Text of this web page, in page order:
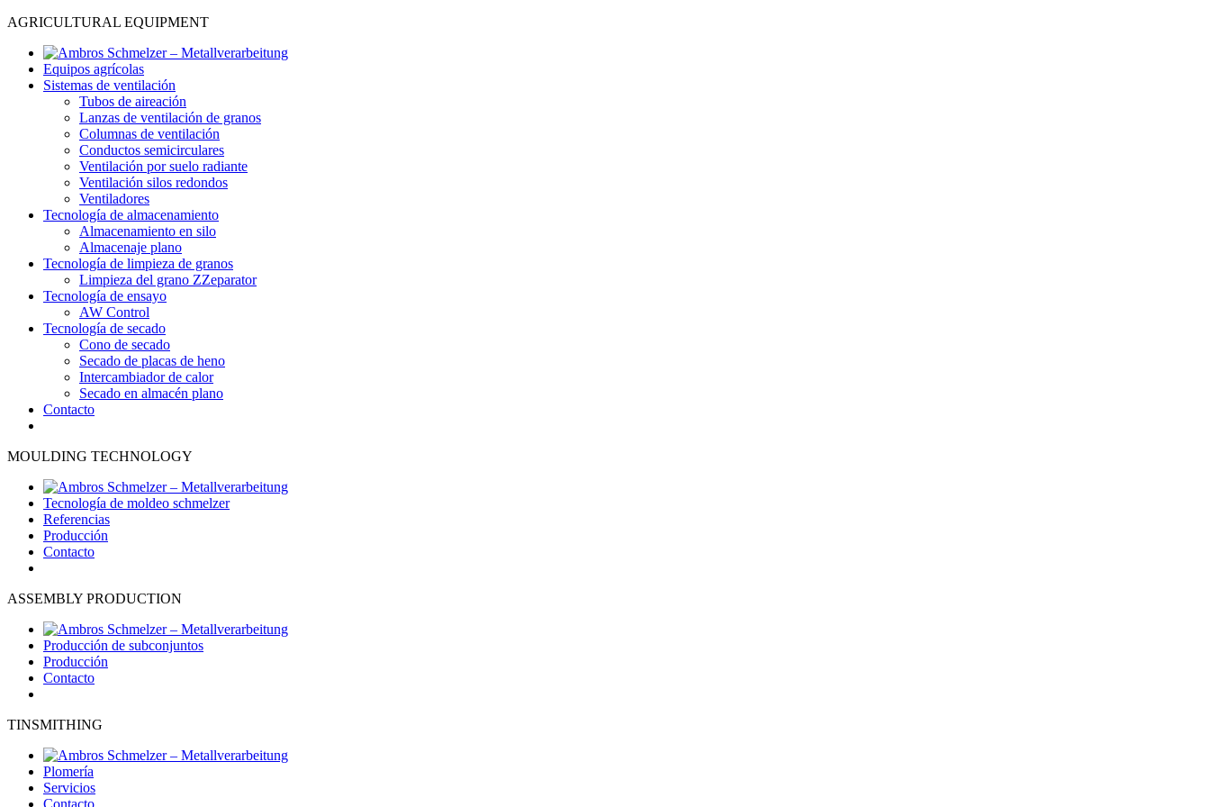
AGRICULTURAL EQUIPMENT
Equipos agrícolas
Sistemas de ventilación
Tubos de aireación
Lanzas de ventilación de granos
Columnas de ventilación
Conductos semicirculares
Ventilación por suelo radiante
Ventilación silos redondos
Ventiladores
Tecnología de almacenamiento
Almacenamiento en silo
Almacenaje plano
Tecnología de limpieza de granos
Limpieza del grano ZZeparator
Tecnología de ensayo
AW Control
Tecnología de secado
Cono de secado
Secado de placas de heno
Intercambiador de calor
Secado en almacén plano
Contacto
MOULDING TECHNOLOGY
Tecnología de moldeo schmelzer
Referencias
Producción
Contacto
ASSEMBLY PRODUCTION
Producción de subconjuntos
Producción
Contacto
TINSMITHING
Plomería
Servicios
Contacto